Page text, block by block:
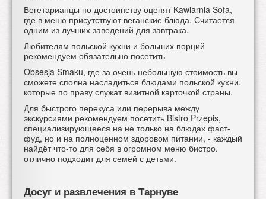
Вегетарианцы по достоинству оценят Kawiarnia Sofa,
где в меню присутствуют веганские блюда. Считается
одним из лучших заведений для завтрака.
Любителям польской кухни и больших порций
рекомендуем обязательно посетить
Obsesja Smaku, где за очень небольшую стоимость вы
сможете сполна насладиться блюдами польской кухни,
которые по праву служат визитной карточкой страны.
Для быстрого перекуса или перерыва между
экскурсиями рекомендуем посетить Bistro Przepis,
специализирующееся на не только на блюдах фаст-
фуд, но и на полноценном здоровом питании, - каждый
найдёт что-то для себя в огромном меню бистро.
отлично подходит для семей с детьми.
Досуг и развлечения в Тарнуве